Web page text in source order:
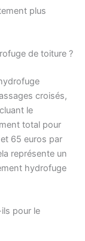
plus
de toiture ?
croisés,
le
total pour
65 euros par
représente un
hydrofuge
pour le